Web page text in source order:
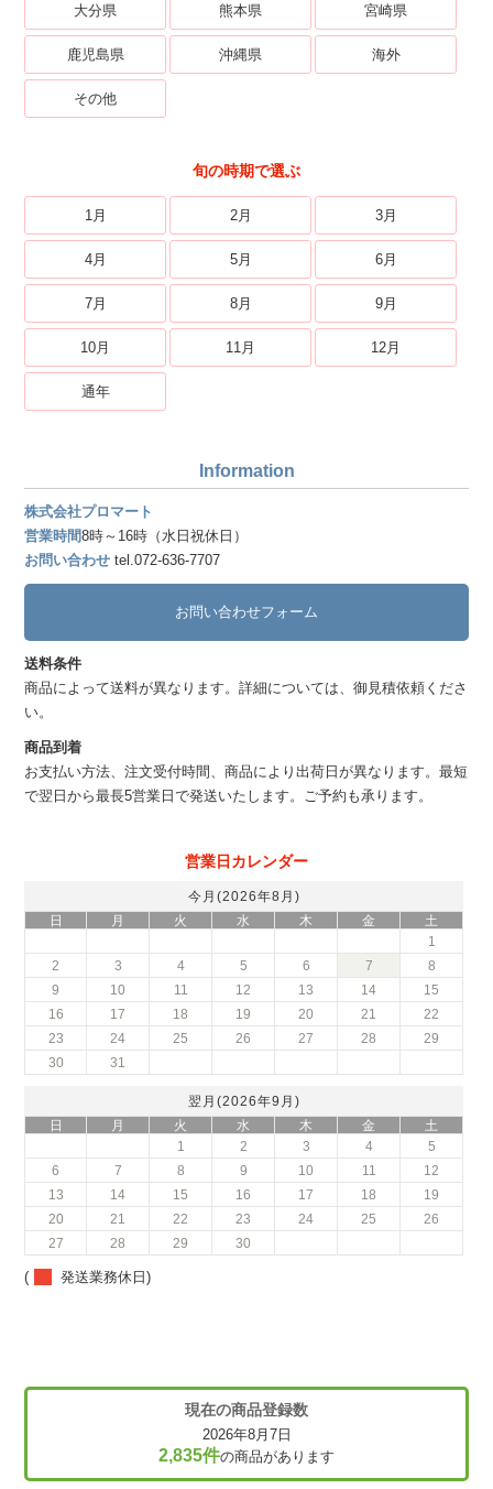
大分県 熊本県 宮崎県
鹿児島県 沖縄県 海外
その他
旬の時期で選ぶ
1月 2月 3月
4月 5月 6月
7月 8月 9月
10月 11月 12月
通年
Information
株式会社プロマート
営業時間8時～16時（水日祝休日）
お問い合わせ tel.072-636-7707
お問い合わせフォーム
送料条件
商品によって送料が異なります。詳細については、御見積依頼くださ
い。
商品到着
お支払い方法、注文受付時間、商品により出荷日が異なります。最短
で翌日から最長5営業日で発送いたします。ご予約も承ります。
営業日カレンダー
今月(2026年8月)
日
月 火 水 木 金
土
1
2
3 4 5 6 7
8
9
10 11 12 13 14
15
16
17 18 19 20 21
22
23
24 25 26 27 28
29
30
31
翌月(2026年9月)
日
月 火 水 木 金
土
1
2 3 4
5
6
7 8 9 10 11
12
13
14 15 16 17 18
19
20
21 22 23 24 25
26
27
28 29 30
( 発送業務休日)
現在の商品登録数
2026年8月7日
2,835件の商品があります